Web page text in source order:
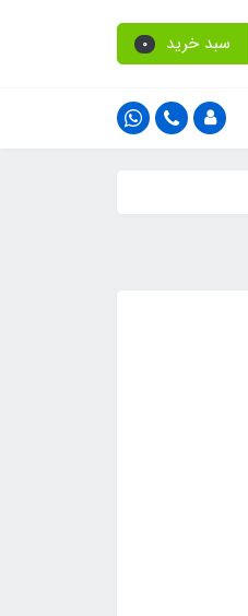
سبد خرید 0